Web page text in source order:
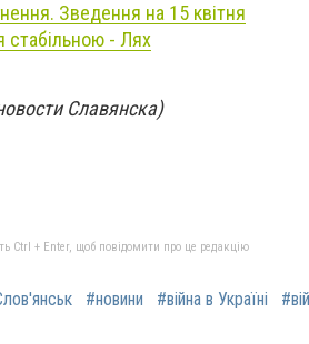
Зведення на 15 квітня
стабільною - Лях
Славянска)
Ctrl + Enter, щоб повідомити про це редакцію
#новини #війна в Україні